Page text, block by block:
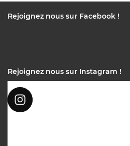
Rejoignez nous sur Facebook !
Rejoignez nous sur Instagram !